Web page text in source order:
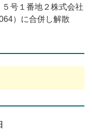
号１番地２株式会社
）に合併し解散